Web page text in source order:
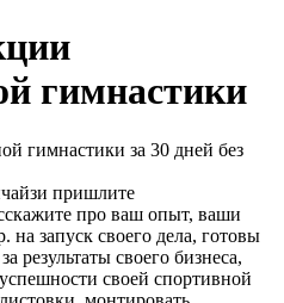
гимнастики
гимнастики за 30 дней без
пришлите
про ваш опыт, ваши
на запуск своего дела, готовы
результаты своего бизнеса,
успешности своей спортивной